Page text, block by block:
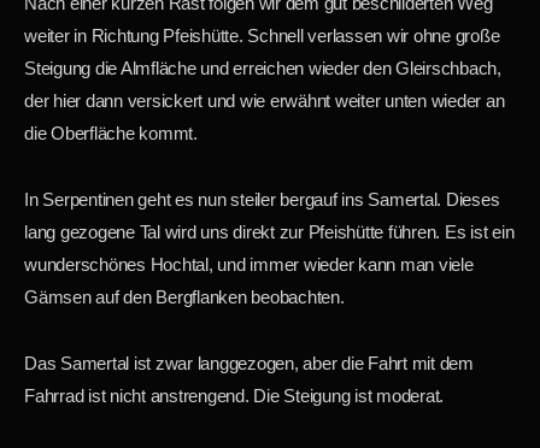
weiter in Richtung Pfeishütte. Schnell verlassen wir ohne große
Steigung die Almfläche und erreichen wieder den Gleirschbach,
der hier dann versickert und wie erwähnt weiter unten wieder an
die Oberfläche kommt.
In Serpentinen geht es nun steiler bergauf ins Samertal. Dieses
lang gezogene Tal wird uns direkt zur Pfeishütte führen. Es ist ein
wunderschönes Hochtal, und immer wieder kann man viele
Gämsen auf den Bergflanken beobachten.
Das Samertal ist zwar langgezogen, aber die Fahrt mit dem
Fahrrad ist nicht anstrengend. Die Steigung ist moderat.